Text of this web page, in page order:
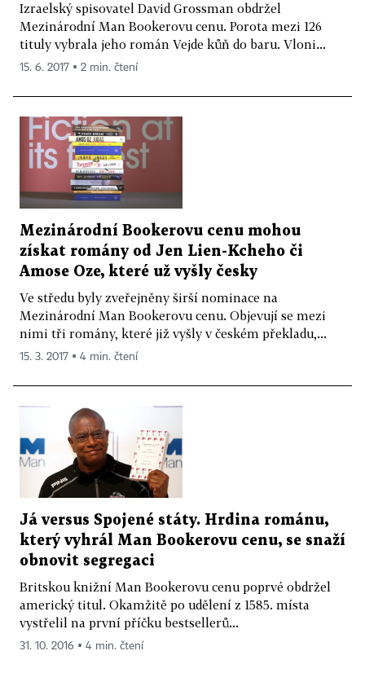
Izraelský spisovatel David Grossman obdržel
Mezinárodní Man Bookerovu cenu. Porota mezi 126
tituly vybrala jeho román Vejde kůň do baru. Vloni...
15. 6. 2017 ▪ 2 min. čtení
Mezinárodní Bookerovu cenu mohou
získat romány od Jen Lien-Kcheho či
Amose Oze, které už vyšly česky
Ve středu byly zveřejněny širší nominace na
Mezinárodní Man Bookerovu cenu. Objevují se mezi
nimi tři romány, které již vyšly v českém překladu,...
15. 3. 2017 ▪ 4 min. čtení
Já versus Spojené státy. Hrdina románu,
který vyhrál Man Bookerovu cenu, se snaží
obnovit segregaci
Britskou knižní Man Bookerovu cenu poprvé obdržel
americký titul. Okamžitě po udělení z 1585. místa
vystřelil na první příčku bestsellerů...
31. 10. 2016 ▪ 4 min. čtení